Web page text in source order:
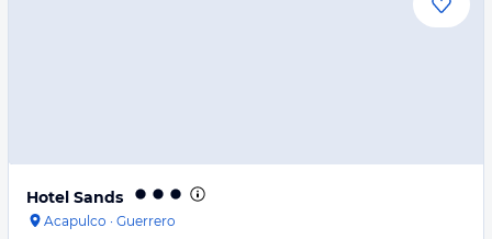
Hotel Sands
Acapulco · Guerrero